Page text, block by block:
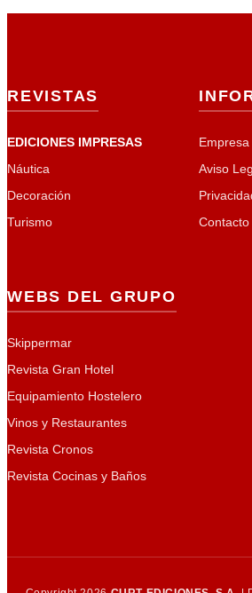
REVISTAS
EDICIONES IMPRESAS
Náutica
Decoración
Turismo
Empresa
Aviso
Contacto
WEBS DEL GRUPO
Skippermar
Revista Gran Hotel
Equipamiento Hostelero
Vinos y Restaurantes
Revista Cronos
Revista Cocinas y Baños